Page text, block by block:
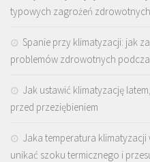
typowych zagrożeń zdrowotnych
Spanie przy klimatyzacji: jak
problemów zdrowotnych
Jak ustawić klimatyzację
przed przeziębieniem
Jaka temperatura
unikać szoku termicznego i